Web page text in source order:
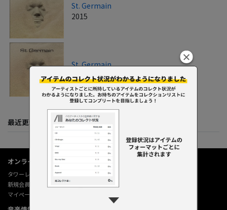
St. Germain
2015
St. Germain
2015
最近更新してくれた人たち
オンラインショップ情報
タワーレコード オンライン
新規会員登録
マイページ